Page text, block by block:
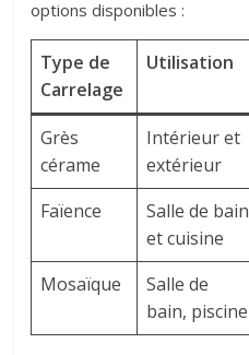
options disponibles :
Type de
Carrelage
Utilisation
Grès
cérame
Intérieur et
extérieur
Faïence
Salle de bain
et cuisine
Mosaïque
Salle de
bain, piscine